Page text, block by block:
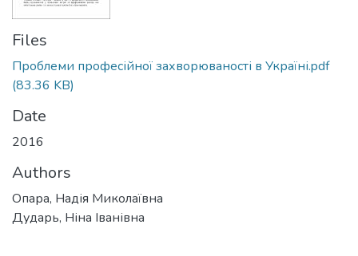
Files
Проблеми професійної захворюваності в Україні.pdf
(83.36 KB)
Date
2016
Authors
Опара, Надія Миколаївна
Дударь, Ніна Іванівна